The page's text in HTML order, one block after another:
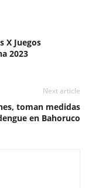
X Juegos
2023
Next article
toman medidas
en Bahoruco